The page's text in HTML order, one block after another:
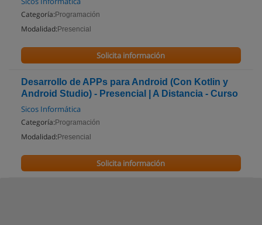
Categoría: Programación
Modalidad: Presencial
Solicita información
Desarrollo de APPs para Android (Con Kotlin y
Android Studio) - Presencial | A Distancia - Curso
Sicos Informática
Categoría: Programación
Modalidad: Presencial
Solicita información